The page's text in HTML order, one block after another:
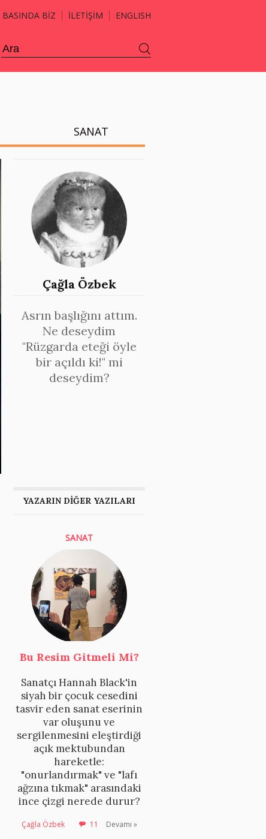
BASINDA BİZ İLETİŞİM ENGLISH
SANAT
Çağla Özbek
Asrın başlığını attım.
Ne deseydim
"Rüzgarda eteği öyle
bir açıldı ki!" mi
deseydim?
YAZARIN DİĞER YAZILARI
SANAT
Bu Resim Gitmeli Mi?
Sanatçı Hannah Black'in
siyah bir çocuk cesedini
tasvir eden sanat eserinin
var oluşunu ve
sergilenmesini eleştirdiği
açık mektubundan
hareketle:
"onurlandırmak" ve "lafı
ağzına tıkmak" arasındaki
ince çizgi nerede durur?
Çağla Özbek 11 Devamı »